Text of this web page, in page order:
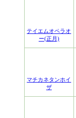
テイエムオペラオ
ー(正月)
マチカネタンホイ
ザ